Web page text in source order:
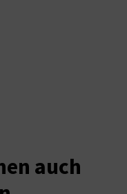
auch